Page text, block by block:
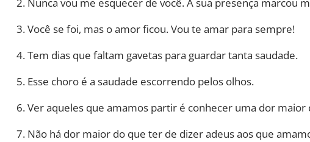
2. Nunca vou me esquecer de você. A sua presença marcou
3. Você se foi, mas o amor ficou. Vou te amar para sempre!
4. Tem dias que faltam gavetas para guardar tanta saudade.
5. Esse choro é a saudade escorrendo pelos olhos.
6. Ver aqueles que amamos partir é conhecer uma dor maior
7. Não há dor maior do que ter de dizer adeus aos que